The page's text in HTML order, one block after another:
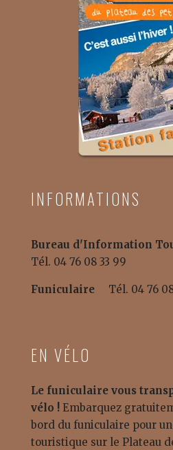
INFORMATIONS
Bureau d'Information
Tél. 04 76 08 33 99
Funiculaire Tél. 04 76
EN VÉLO
Le funiculaire vous
vélo ! Embarquez
bord du funiculaire pour
touristique sur le Plateau